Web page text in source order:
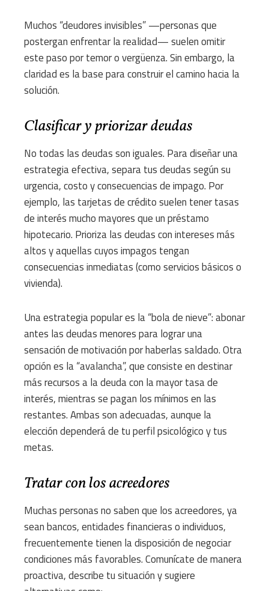
Muchos “deudores invisibles” —personas que
postergan enfrentar la realidad— suelen omitir
este paso por temor o vergüenza. Sin embargo, la
claridad es la base para construir el camino hacia la
solución.
Clasificar y priorizar deudas
No todas las deudas son iguales. Para diseñar una
estrategia efectiva, separa tus deudas según su
urgencia, costo y consecuencias de impago. Por
ejemplo, las tarjetas de crédito suelen tener tasas
de interés mucho mayores que un préstamo
hipotecario. Prioriza las deudas con intereses más
altos y aquellas cuyos impagos tengan
consecuencias inmediatas (como servicios básicos o
vivienda).
Una estrategia popular es la “bola de nieve”: abonar
antes las deudas menores para lograr una
sensación de motivación por haberlas saldado. Otra
opción es la “avalancha”, que consiste en destinar
más recursos a la deuda con la mayor tasa de
interés, mientras se pagan los mínimos en las
restantes. Ambas son adecuadas, aunque la
elección dependerá de tu perfil psicológico y tus
metas.
Tratar con los acreedores
Muchas personas no saben que los acreedores, ya
sean bancos, entidades financieras o individuos,
frecuentemente tienen la disposición de negociar
condiciones más favorables. Comunícate de manera
proactiva, describe tu situación y sugiere